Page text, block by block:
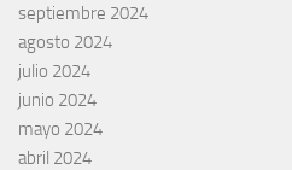
septiembre 2024
agosto 2024
julio 2024
junio 2024
mayo 2024
abril 2024